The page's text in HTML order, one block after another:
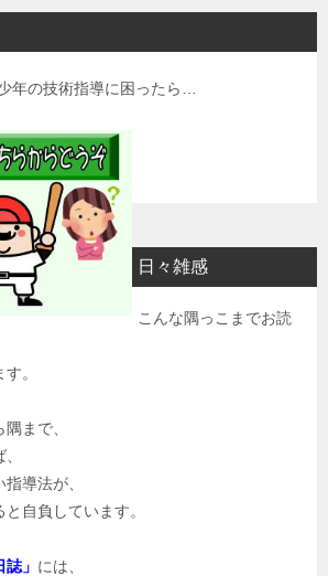
年の技術指導に困ったら…
日々雑感
こんな隅っこまでお読
。
まで、
導法が、
自負しています。
誌」 には、